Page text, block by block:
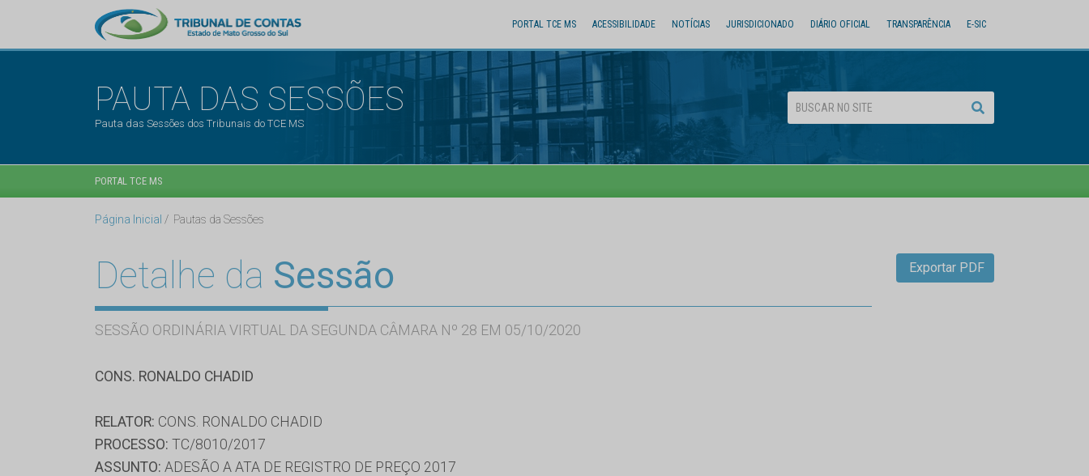
PORTAL TCE MS ACESSIBILIDADE NOTÍCIAS JURISDICIONADO DIÁRIO OFICIAL TRANSPARÊNCIA E-SIC
PAUTA DAS SESSÕES
Pauta das Sessões dos Tribunais do TCE MS
PORTAL TCE MS
Página Inicial Pautas da Sessões
Detalhe da Sessão
SESSÃO ORDINÁRIA VIRTUAL DA SEGUNDA CÂMARA Nº 28 EM 05/10/2020
Exportar PDF
CONS. RONALDO CHADID
RELATOR: CONS. RONALDO CHADID
PROCESSO: TC/8010/2017
ASSUNTO: ADESÃO A ATA DE REGISTRO DE PREÇO 2017